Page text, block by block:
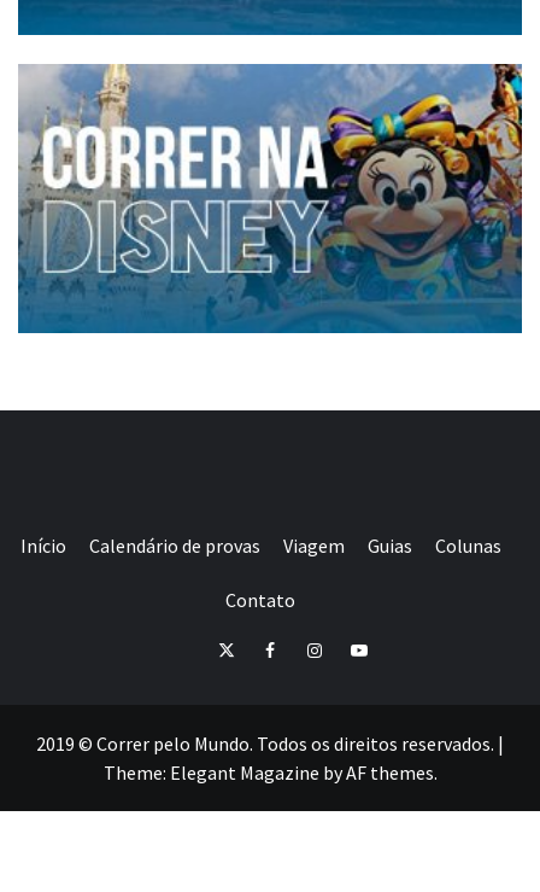
Início Calendário de provas Viagem Guias Colunas
Contato
TwitterFacebookInstagramYoutube
2019 © Correr pelo Mundo. Todos os direitos reservados. |
Theme: Elegant Magazine byAF themes.